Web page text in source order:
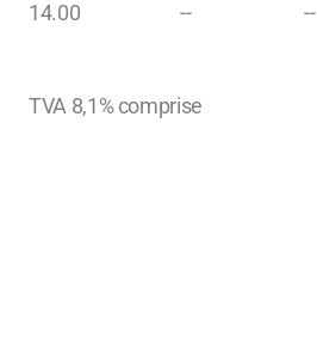
14.00 -- --
TVA 8,1% comprise